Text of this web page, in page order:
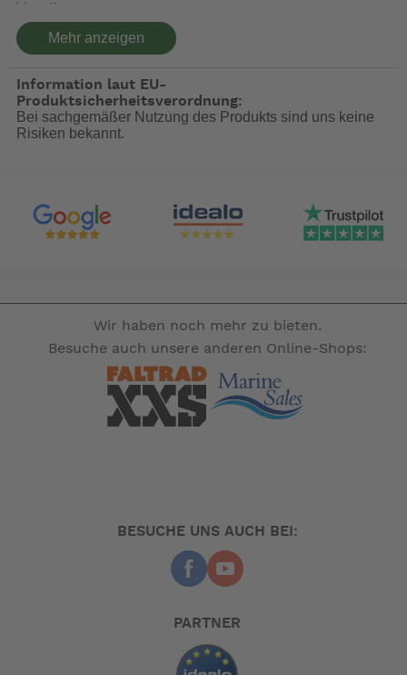
Vorteile:
Vermeidung von Erd- und Schmutzspritzern an der
Zeltwand bei schlechtem Wetter
Schmutz
Schnelles Trocknen für eine leichte Reinigung
UV-beständig, wasser- und luftdurchlässig
Das GroundCover ist erhältlich auf der Rolle mit den
Maßen 2 m x 18 m (36 qm). Es sollte 20 cm größer sein
-- Auf Produktfotos angezeigte Dekorationsartikel gehören
nicht zum Leistungsumfang. --
Mehr anzeigen
Information laut EU-
Produktsicherheitsverordnung:
Bei sachgemäßer Nutzung des Produkts sind uns keine
Risiken bekannt.
Wir haben noch mehr zu bieten.
Besuche auch unsere anderen Online-Shops:
BESUCHE UNS AUCH BEI:
PARTNER